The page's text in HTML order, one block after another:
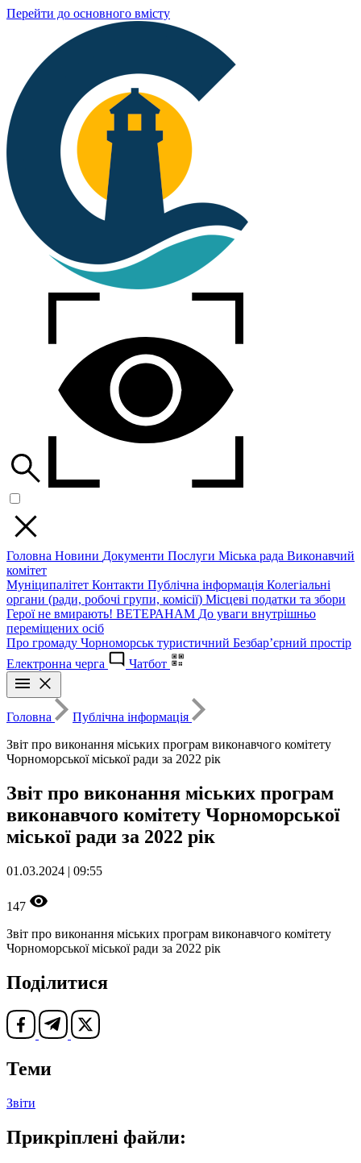
Перейти до основного вмісту
Головна Новини Документи Послуги Міська рада Виконавчий
комітет
Муніципалітет Контакти Публічна інформація Колегіальні
органи (ради, робочі групи, комісії) Місцеві податки та збори
Герої не вмирають! ВЕТЕРАНАМ До уваги внутрішньо
переміщених осіб
Про громаду Чорноморськ туристичний Безбар’єрний простір
Електронна черга
Чатбот
Головна
Публічна інформація
Звіт про виконання міських програм виконавчого комітету
Чорноморської міської ради за 2022 рік
Звіт про виконання міських програм
виконавчого комітету Чорноморської
міської ради за 2022 рік
01.03.2024 | 09:55
147
Звіт про виконання міських програм виконавчого комітету
Чорноморської міської ради за 2022 рік
Поділитися
Теми
Звіти
Прикріплені файли: